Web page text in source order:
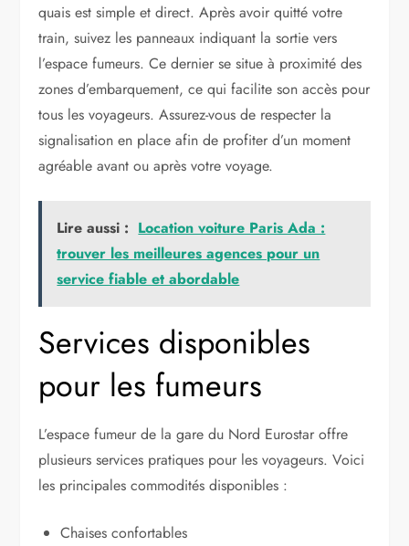
quais est simple et direct. Après avoir quitté votre
train, suivez les panneaux indiquant la sortie vers
l’espace fumeurs. Ce dernier se situe à proximité des
zones d’embarquement, ce qui facilite son accès pour
tous les voyageurs. Assurez-vous de respecter la
signalisation en place afin de profiter d’un moment
agréable avant ou après votre voyage.
Lire aussi : Location voiture Paris Ada :
trouver les meilleures agences pour un
service fiable et abordable
Services disponibles
pour les fumeurs
L’espace fumeur de la gare du Nord Eurostar offre
plusieurs services pratiques pour les voyageurs. Voici
les principales commodités disponibles :
Chaises confortables